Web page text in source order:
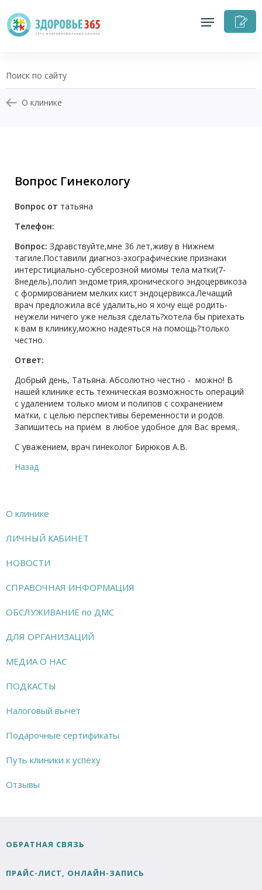
О клинике
Вопрос Гинекологу
Вопрос от татьяна
Телефон:
Вопрос: Здравствуйте,мне 36 лет,живу в Нижнем
тагиле.Поставили диагноз-эхографические признаки
интерстициально-субсерозной миомы тела матки(7-
8недель),полип эндометрия,хронического эндоцервикоза
с формированием мелких кист эндоцервикса.Лечащий
врач предложила всё удалить,но я хочу ещё родить-
неужели ничего уже нельзя сделать?хотела бы приехать
к вам в клинику,можно надеяться на помощь?только
честно.
Ответ:
Добрый день, Татьяна. Абсолютно честно - можно! В
нашей клинике есть техническая возможность операций
с удалением только миом и полипов с сохранением
матки, с целью перспективы беременности и родов.
Запишитесь на приём в любое удобное для Вас время,.
С уважением, врач гинеколог Бирюков А.В.
Назад
О клинике
ЛИЧНЫЙ КАБИНЕТ
НОВОСТИ
СПРАВОЧНАЯ ИНФОРМАЦИЯ
ОБСЛУЖИВАНИЕ по ДМС
ДЛЯ ОРГАНИЗАЦИЙ
МЕДИА О НАС
ПОДКАСТЫ
Налоговый вычет
Подарочные сертификаты
Путь клиники к успеху
Отзывы
ОБРАТНАЯ СВЯЗЬ
ПРАЙС-ЛИСТ, ОНЛАЙН-ЗАПИСЬ
Личный кабинет